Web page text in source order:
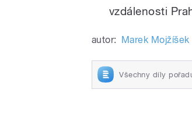
vzdálenosti
autor: Marek Mojžíšek
Všechny díly